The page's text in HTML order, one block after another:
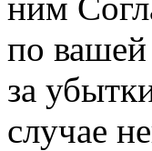
по вашей
за
случае